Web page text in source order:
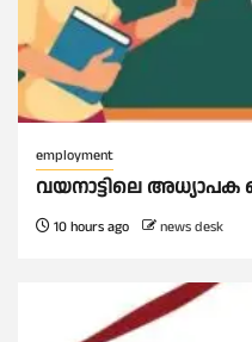
employment
വയനാട്ടിലെ
10 hours ago news desk